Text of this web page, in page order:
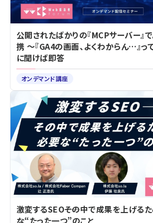
公開されたばかりの『MCPサーバー』
携 ～『GA4の画面、よくわからん…』っ
に聞けば即答
オンデマンド講座
激変するSEO――その中で成果を上げる
な“たった一つ”のこと